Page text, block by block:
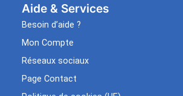
Aide & Services​
Besoin d’aide ?
Mon Compte
Réseaux sociaux
Page Contact